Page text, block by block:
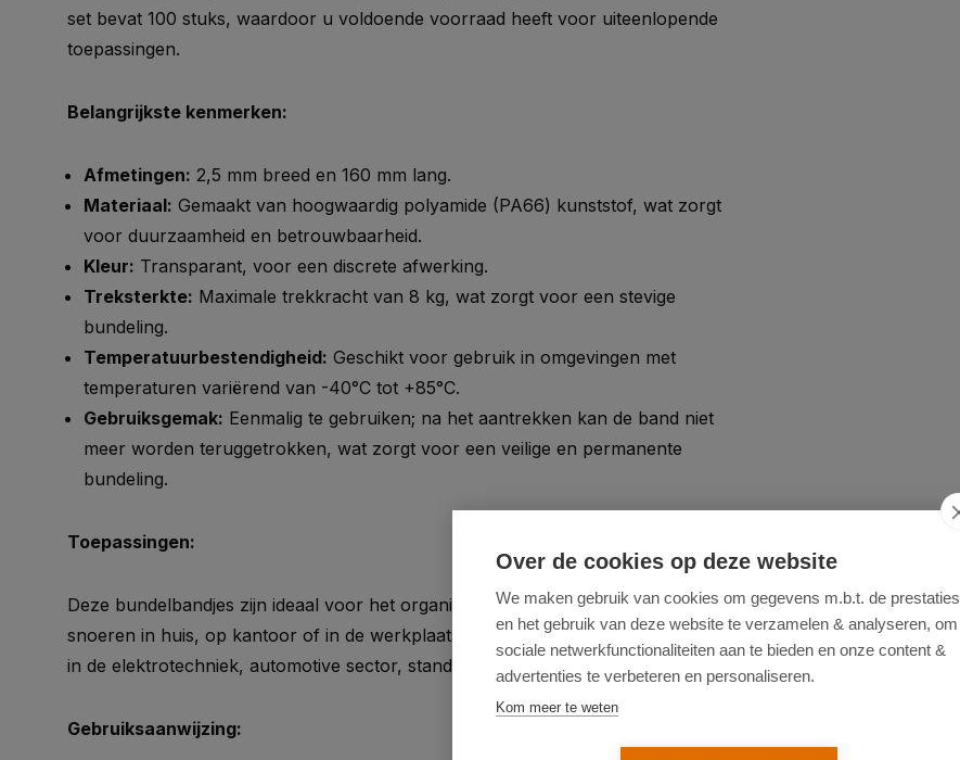
set bevat 100 stuks, waardoor u voldoende voorraad heeft voor uiteenlopende
toepassingen.
Belangrijkste kenmerken:
Afmetingen: 2,5 mm breed en 160 mm lang.
Materiaal: Gemaakt van hoogwaardig polyamide (PA66) kunststof, wat zorgt
voor duurzaamheid en betrouwbaarheid.
Kleur: Transparant, voor een discrete afwerking.
Treksterkte: Maximale trekkracht van 8 kg, wat zorgt voor een stevige
bundeling.
Temperatuurbestendigheid: Geschikt voor gebruik in omgevingen met
temperaturen variërend van -40°C tot +85°C.
Gebruiksgemak: Eenmalig te gebruiken; na het aantrekken kan de band niet
meer worden teruggetrokken, wat zorgt voor een veilige en permanente
bundeling.
Toepassingen:
Deze bundelbandjes zijn ideaal voor het organiseren en bundelen van kabels en
snoeren in huis, op kantoor of in de werkplaats. Ze worden veelvuldig gebruikt
in de elektrotechniek, automotive sector, standbouw en interieurprojecten.
Gebruiksaanwijzing:
Over de cookies op deze website
We maken gebruik van cookies om gegevens m.b.t. de prestaties
en het gebruik van deze website te verzamelen & analyseren, om
sociale netwerkfunctionaliteiten aan te bieden en onze content &
advertenties te verbeteren en personaliseren.
Kom meer te weten